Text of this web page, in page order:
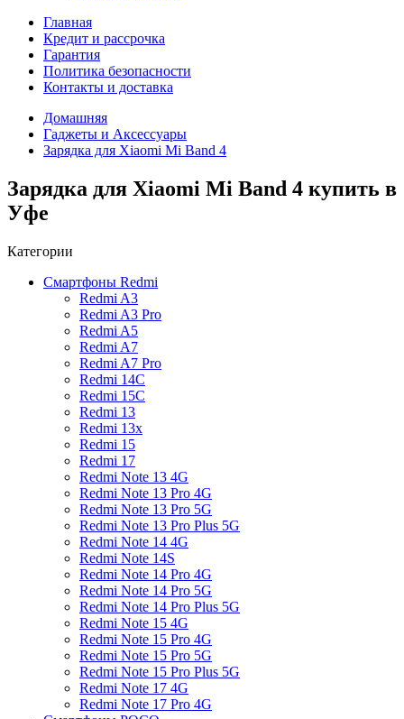
Главная
Кредит и рассрочка
Гарантия
Политика безопасности
Контакты и доставка
Домашняя
Гаджеты и Аксессуары
Зарядка для Xiaomi Mi Band 4
Зарядка для Xiaomi Mi Band 4 купить в
Уфе
Категории
Смартфоны Redmi
Redmi A3
Redmi A3 Pro
Redmi A5
Redmi A7
Redmi A7 Pro
Redmi 14C
Redmi 15C
Redmi 13
Redmi 13x
Redmi 15
Redmi 17
Redmi Note 13 4G
Redmi Note 13 Pro 4G
Redmi Note 13 Pro 5G
Redmi Note 13 Pro Plus 5G
Redmi Note 14 4G
Redmi Note 14S
Redmi Note 14 Pro 4G
Redmi Note 14 Pro 5G
Redmi Note 14 Pro Plus 5G
Redmi Note 15 4G
Redmi Note 15 Pro 4G
Redmi Note 15 Pro 5G
Redmi Note 15 Pro Plus 5G
Redmi Note 17 4G
Redmi Note 17 Pro 4G